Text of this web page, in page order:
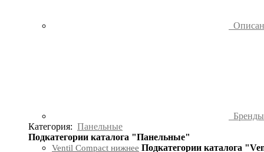
Бренды
Категория: Панельные
Подкатегории каталога "Панельные"
Ventil Compact нижнее Подкатегории каталога